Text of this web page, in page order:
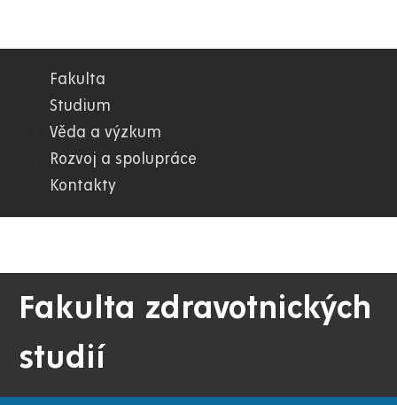
08.
FZS
Fakulta
Studium
Věda a výzkum
Rozvoj a spolupráce
Kontakty
Fakulta zdravotnických
studií